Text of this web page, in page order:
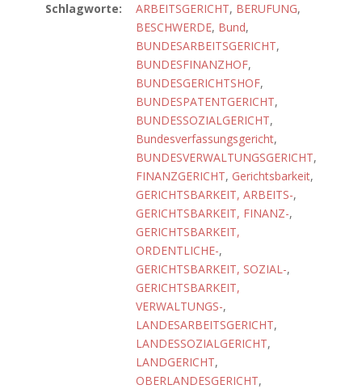
Schlagworte:
ARBEITSGERICHT, BERUFUNG,
BESCHWERDE, Bund,
BUNDESARBEITSGERICHT,
BUNDESFINANZHOF,
BUNDESGERICHTSHOF,
BUNDESPATENTGERICHT,
BUNDESSOZIALGERICHT,
Bundesverfassungsgericht,
BUNDESVERWALTUNGSGERICHT,
FINANZGERICHT, Gerichtsbarkeit,
GERICHTSBARKEIT, ARBEITS-,
GERICHTSBARKEIT, FINANZ-,
GERICHTSBARKEIT,
ORDENTLICHE-,
GERICHTSBARKEIT, SOZIAL-,
GERICHTSBARKEIT,
VERWALTUNGS-,
LANDESARBEITSGERICHT,
LANDESSOZIALGERICHT,
LANDGERICHT,
OBERLANDESGERICHT,